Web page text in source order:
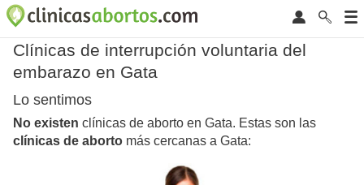
Clínicas de interrupción voluntaria del
embarazo en Gata
Lo sentimos
No existen clínicas de aborto en Gata. Estas son las
clínicas de aborto más cercanas a Gata: